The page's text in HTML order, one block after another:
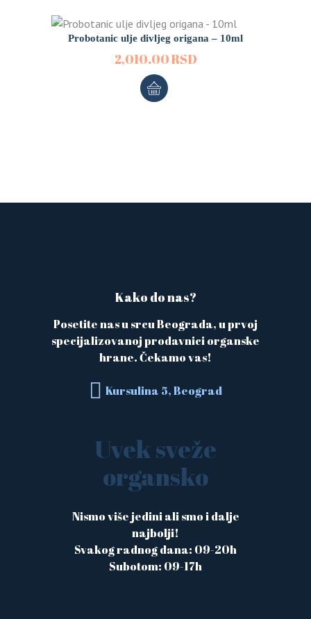
Probotanic ulje divljeg origana – 10ml
2,010.00RSD
Kako do nas?
Posetite nas u srcu Beograda, u prvoj
specijalizovanoj prodavnici organske
hrane. Čekamo vas!
Kursulina 5, Beograd
Uvek sveže
organsko
Nismo više jedini ali smo i dalje
najbolji!
Svakog radnog dana: 09-20h
Subotom: 09-17h